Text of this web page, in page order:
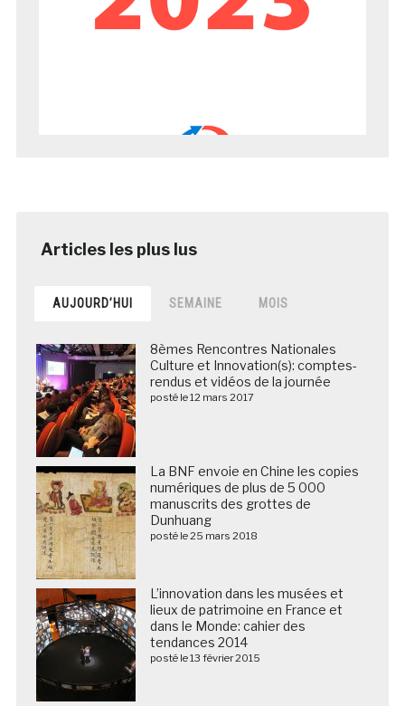
AUJOURD’HUI SEMAINE MOIS
8èmes Rencontres Nationales
Culture et Innovation(s): comptes-
rendus et vidéos de la journée
posté le 12 mars 2017
La BNF envoie en Chine les copies
numériques de plus de 5 000
manuscrits des grottes de
Dunhuang
posté le 25 mars 2018
L’innovation dans les musées et
lieux de patrimoine en France et
dans le Monde: cahier des
tendances 2014
posté le 13 février 2015